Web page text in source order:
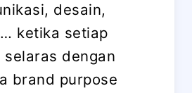
desain,
ketika setiap
dengan
brand purpose